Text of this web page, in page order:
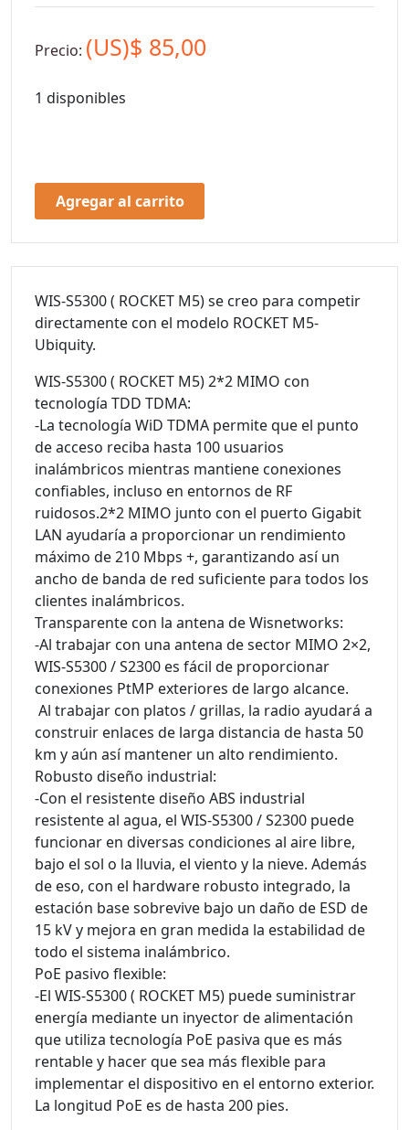
Precio: (US)$ 85,00
1 disponibles
Agregar al carrito
WIS-S5300 ( ROCKET M5)se creo para competir
directamente con el modelo ROCKET M5-
Ubiquity.
WIS-S5300 ( ROCKET M5) 2*2 MIMO con
tecnología TDD TDMA:
-La tecnología WiD TDMA permite que el punto
de acceso reciba hasta 100 usuarios
inalámbricos mientras mantiene conexiones
confiables, incluso en entornos de RF
ruidosos.2*2 MIMO junto con el puerto Gigabit
LAN ayudaría a proporcionar un rendimiento
máximo de 210 Mbps +, garantizando así un
ancho de banda de red suficiente para todos los
clientes inalámbricos.
Transparente con la antena de Wisnetworks:
-Al trabajar con una antena de sector MIMO 2×2,
WIS-S5300 / S2300 es fácil de proporcionar
conexiones PtMP exteriores de largo alcance.
Al trabajar con platos / grillas, la radio ayudará a
construir enlaces de larga distancia de hasta 50
km y aún así mantener un alto rendimiento.
Robusto diseño industrial:
-Con el resistente diseño ABS industrial
resistente al agua, el WIS-S5300 / S2300 puede
funcionar en diversas condiciones al aire libre,
bajo el sol o la lluvia, el viento y la nieve. Además
de eso, con el hardware robusto integrado, la
estación base sobrevive bajo un daño de ESD de
15 kV y mejora en gran medida la estabilidad de
todo el sistema inalámbrico.
PoE pasivo flexible:
-El WIS-S5300 ( ROCKET M5) puede suministrar
energía mediante un inyector de alimentación
que utiliza tecnología PoE pasiva que es más
rentable y hacer que sea más flexible para
implementar el dispositivo en el entorno exterior.
La longitud PoE es de hasta 200 pies.